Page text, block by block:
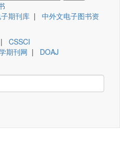
期刊库 | 中外文电子图书资
| CSSCI
期刊网 | DOAJ